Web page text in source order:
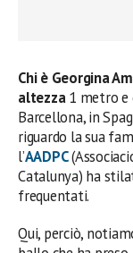
Chi è Georgina
altezza1 metro e
Barcellona, in
riguardo la sua
l’AADPC
Catalunya) ha
frequentati.
Qui, perciò,